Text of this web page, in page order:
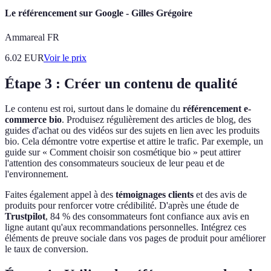
Le référencement sur Google - Gilles Grégoire
Ammareal FR
6.02 EURVoir le prix
Étape 3 : Créer un contenu de qualité
Le contenu est roi, surtout dans le domaine du référencement e-
commerce bio. Produisez régulièrement des articles de blog, des
guides d'achat ou des vidéos sur des sujets en lien avec les produits
bio. Cela démontre votre expertise et attire le trafic. Par exemple, un
guide sur « Comment choisir son cosmétique bio » peut attirer
l'attention des consommateurs soucieux de leur peau et de
l'environnement.
Faites également appel à des témoignages clients et des avis de
produits pour renforcer votre crédibilité. D'après une étude de
Trustpilot, 84 % des consommateurs font confiance aux avis en
ligne autant qu'aux recommandations personnelles. Intégrez ces
éléments de preuve sociale dans vos pages de produit pour améliorer
le taux de conversion.